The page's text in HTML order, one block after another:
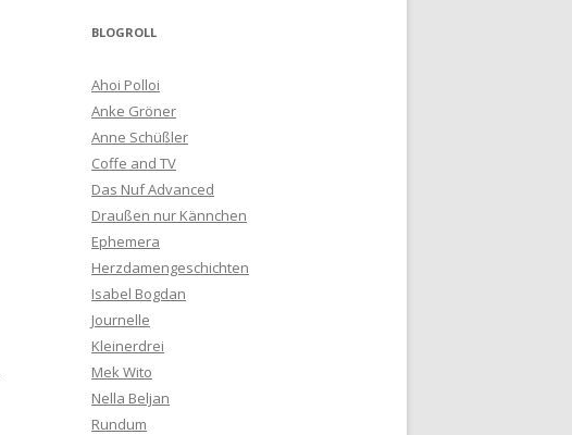
BLOGROLL
Ahoi Polloi
Anke Gröner
Anne Schüßler
Coffe and TV
Das Nuf Advanced
Draußen nur Kännchen
Ephemera
Herzdamengeschichten
Isabel Bogdan
Journelle
Kleinerdrei
Mek Wito
Nella Beljan
Rundum